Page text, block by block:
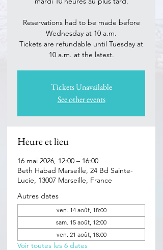
Reservations had to be made before
Wednesday at 10 a.m.
Tickets are refundable until Tuesday at
Tickets Unavailable
See other events
Heure et lieu
16 mai 2026, 12:00 – 16:00
Beth Habad Marseille, 24 Bd Sainte-
Lucie, 13007 Marseille, France
Autres dates
ven. 14 août, 18:00
sam. 15 août, 12:00
ven. 21 août, 18:00
Voir toutes les 6 dates